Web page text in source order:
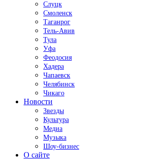
Слуцк
Смоленск
Таганрог
Тель-Авив
Тула
Уфа
Феодосия
Хадера
Чапаевск
Челябинск
Чикаго
Новости
Звезды
Культура
Медиа
Музыка
Шоу-бизнес
О сайте